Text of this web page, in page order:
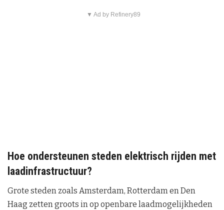
▼ Ad by Refinery89
Hoe ondersteunen steden elektrisch rijden met
laadinfrastructuur?
Grote steden zoals Amsterdam, Rotterdam en Den
Haag zetten groots in op openbare laadmogelijkheden